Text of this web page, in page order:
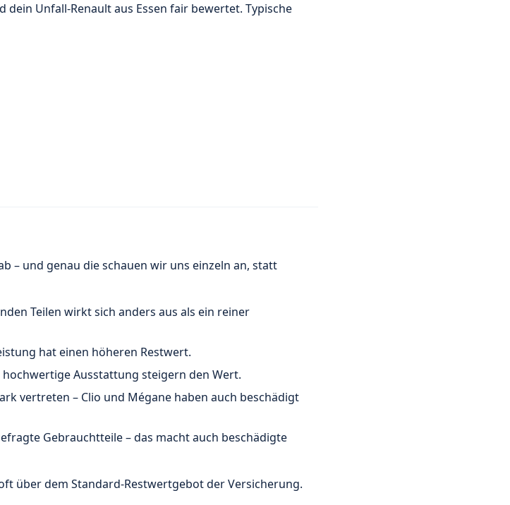
Unfall-Renault aus Essen fair bewertet. Typische
– und genau die schauen wir uns einzeln an, statt
Teilen wirkt sich anders aus als ein reiner
hat einen höheren Restwert.
Ausstattung steigern den Wert.
vertreten – Clio und Mégane haben auch beschädigt
Gebrauchtteile – das macht auch beschädigte
über dem Standard-Restwertgebot der Versicherung.